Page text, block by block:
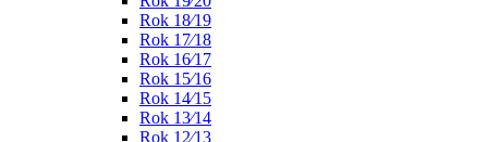
Rok 18⁄19
Rok 17⁄18
Rok 16⁄17
Rok 15⁄16
Rok 14⁄15
Rok 13⁄14
Rok 12⁄13